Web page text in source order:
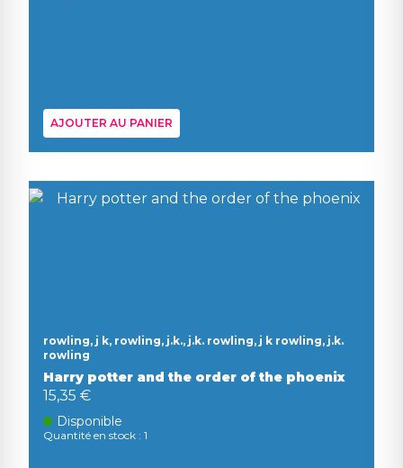
AJOUTER AU PANIER
rowling, j k, rowling, j.k., j.k. rowling, j k rowling, j.k.
rowling
Harry potter and the order of the phoenix
15,35 €
Disponible
Quantité en stock : 1